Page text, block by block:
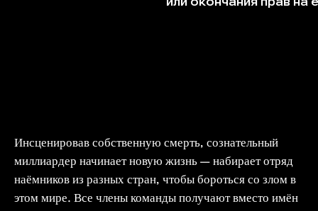
Инсценировав собственную смерть, сознательный
миллиардер начинает новую жизнь — набирает отряд
наёмников из разных стран, чтобы бороться со злом в
этом мире. Все члены команды получают вместо имён